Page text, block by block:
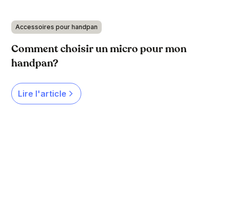
Accessoires pour handpan
Comment choisir un micro pour mon
handpan?
Lire l'article